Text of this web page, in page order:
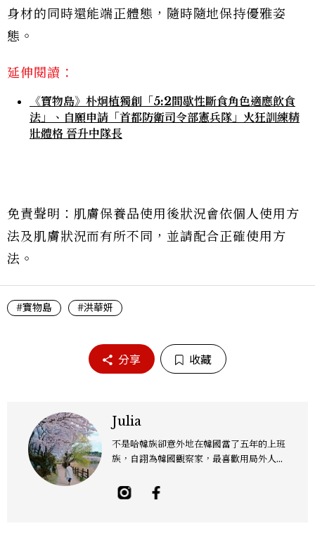
身材的同時還能端正體態，隨時隨地保持優雅姿
態。
延伸閱讀：
《寶物島》朴炯植獨創「5:2間歇性斷食角色適應飲食
法」、自願申請「首都防衛司令部憲兵隊」火狂訓練精
壯體格 晉升中隊長
免責聲明：肌膚保養品使用後狀況會依個人使用方
法及肌膚狀況而有所不同，並請配合正確使用方
法。
#寶物島 #洪華妍
分享 收藏
Julia
不是哈韓族卻意外地在韓國當了五年的上班
族，自詡為韓國觀察家，最喜歡用局外人的